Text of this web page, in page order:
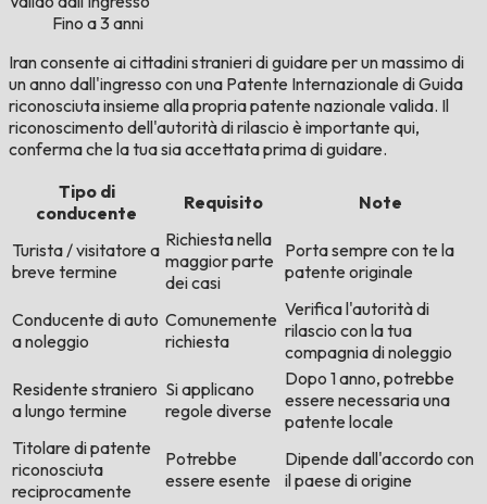
Fino a 3 anni
Iran consente ai cittadini stranieri di guidare per un massimo di
un anno dall'ingresso con una Patente Internazionale di Guida
riconosciuta insieme alla propria patente nazionale valida. Il
riconoscimento dell'autorità di rilascio è importante qui,
conferma che la tua sia accettata prima di guidare.
Tipo di
conducente
Requisito Note
Turista / visitatore a
breve termine
Richiesta nella
maggior parte
dei casi
Porta sempre con te la
patente originale
Conducente di auto
a noleggio
Comunemente
richiesta
Verifica l'autorità di
rilascio con la tua
compagnia di noleggio
Residente straniero
a lungo termine
Si applicano
regole diverse
Dopo 1 anno, potrebbe
essere necessaria una
patente locale
Titolare di patente
riconosciuta
reciprocamente
Potrebbe
essere esente
Dipende dall'accordo con
il paese di origine